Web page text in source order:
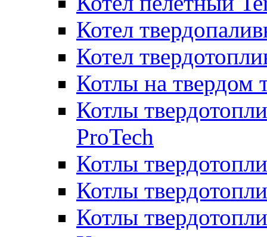
Котел
Котел
Котлы на твердом
Котлы
ProTech
Котлы
Котлы
Котлы